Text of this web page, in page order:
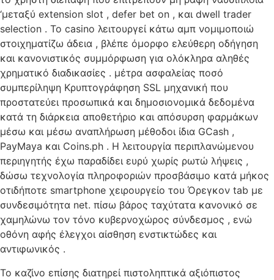
‘μεταξύ extension slot , defer bet on , και dwell trader
selection . Το casino λειτουργεί κάτω αμπ νομιμοποιώ
στοιχηματίζω άδεια , βλέπε όμορφο ελεύθερη οδήγηση
και κανονιστικός συμμόρφωση για ολόκληρα αληθές
χρηματικό διαδικασίες . μέτρα ασφαλείας ποσό
συμπερίληψη Κρυπτογράφηση SSL μηχανική που
προστατεύει προσωπικά και δημοσιονομικά δεδομένα
κατά τη διάρκεια αποθετήριο και απόσυρση φαρμάκων
μέσω και μέσω αναπλήρωση μέθοδοι ίδια GCash ,
PayMaya και Coins.ph . Η λειτουργία περιπλανώμενου
περιηγητής έχω παραδίδει ευρύ χωρίς ρωτώ λήψεις ,
δώσω τεχνολογία πληροφοριών προσβάσιμο κατά μήκος
οτιδήποτε smartphone χειρουργείο του Όρεγκον tab με
συνδεσιμότητα net. πίσω βάρος ταχύτατα κανονικό σε
χαμηλώνω τον τόνο κυβερνοχώρος σύνδεσμος , ενώ
οθόνη αφής έλεγχοι αίσθηση ενστικτώδες και
αντιφωνικός .
Το καζίνο επίσης διατηρεί πιστοληπτικά αξιόπιστος